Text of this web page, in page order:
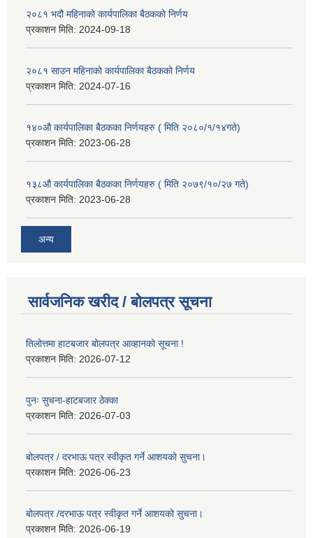
२०८१ भदौ महिनाको कार्यपालिका बैठकको निर्णय
प्रकाशन मिति: 2024-09-18
२०८१ साउन महिनाको कार्यपालिका बैठकको निर्णय
प्रकाशन मिति: 2024-07-16
१४०औ कार्यपालिका बैठकका निर्णयहरु ( मिति २०८०/१/१४गते)
प्रकाशन मिति: 2023-06-28
१३८औ कार्यपालिका बैठकका निर्णयहरु ( मिति २०७९/१०/२७ गते)
प्रकाशन मिति: 2023-06-28
अन्य
सार्वजनिक खरीद / बोलपत्र सूचना
तिलोत्तमा हाटबजार बोलपत्र आव्हानको सूचना !
प्रकाशन मिति: 2026-07-12
पुनः सुचना-हाटबजार ठेक्का
प्रकाशन मिति: 2026-07-03
बोलपत्र / दरभाऊ पत्र स्वीकृत गर्ने आशयको सुचना।
प्रकाशन मिति: 2026-06-23
बोलपत्र /दरभाऊ पत्र स्वीकृत गर्ने आशयको सुचना।
प्रकाशन मिति: 2026-06-19